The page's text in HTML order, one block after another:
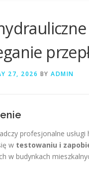
27, 2026 BY ADMIN
profesjonalne usługi
w testowaniu i
w budynkach